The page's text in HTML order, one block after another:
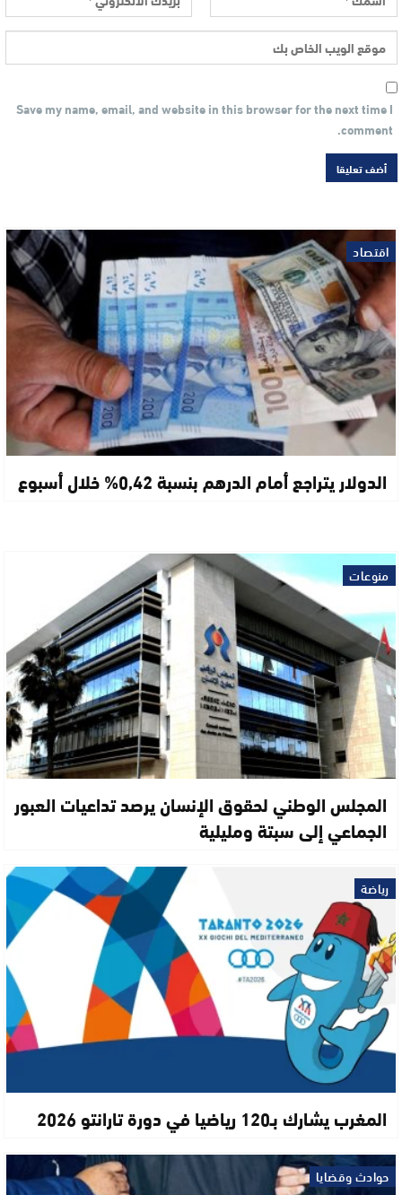
Save my name, email, and website in this browser for the next time I
comment.
اقتصاد
الدولار يتراجع أمام الدرهم بنسبة 0,42% خلال أسبوع
منوعات
المجلس الوطني لحقوق الإنسان يرصد تداعيات العبور
الجماعي إلى سبتة ومليلية
رياضة
المغرب يشارك بـ120 رياضيا في دورة تارانتو 2026
حوادث وقضايا